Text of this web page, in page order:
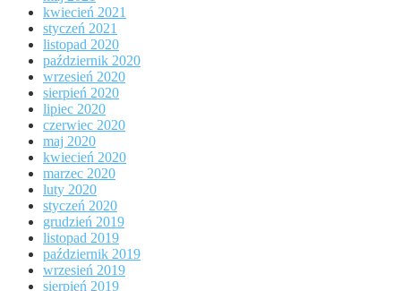
kwiecień 2021
styczeń 2021
listopad 2020
październik 2020
wrzesień 2020
sierpień 2020
lipiec 2020
czerwiec 2020
maj 2020
kwiecień 2020
marzec 2020
luty 2020
styczeń 2020
grudzień 2019
listopad 2019
październik 2019
wrzesień 2019
sierpień 2019